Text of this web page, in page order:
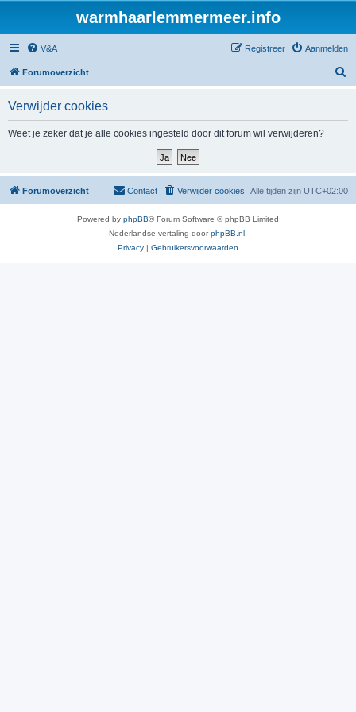
warmhaarlemmermeer.info
V&A Aanmelden
Registreer
Forumoverzicht
Verwijder cookies
Weet je zeker dat je alle cookies ingesteld door dit forum wil verwijderen?
Forumoverzicht Alle tijden zijn UTC+02:00
Verwijder cookies
Contact
Powered by phpBB® Forum Software © phpBB Limited
Nederlandse vertaling doorphpBB.nl
Privacy | Gebruikersvoorwaarden